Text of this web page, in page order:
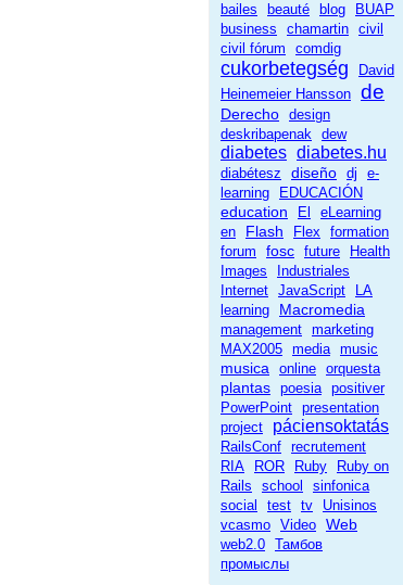
bailes
beauté blog
BUAP
business
chamartin civil
civil fórum
comdig
cukorbetegség
David
Heinemeier Hansson de
Derecho design
deskribapenak dew
diabetes diabetes.hu
diabétesz diseño dj
e-
learning
EDUCACIÓN
education El
eLearning
en
Flash Flex
formation
forum
fosc future
Health
Images
Industriales
Internet JavaScript
LA
learning
Macromedia
management marketing
MAX2005 media music
musica online orquesta
plantas poesia positiver
PowerPoint presentation
project
páciensoktatás
RailsConf recrutement
RIA
ROR Ruby
Ruby on
Rails
school
sinfonica
social
test tv
Unisinos
vcasmo Video Web
web2.0 Тамбов
промыслы